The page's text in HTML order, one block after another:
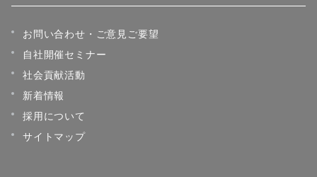
お問い合わせ・ご意見ご要望
自社開催セミナー
社会貢献活動
新着情報
採用について
サイトマップ